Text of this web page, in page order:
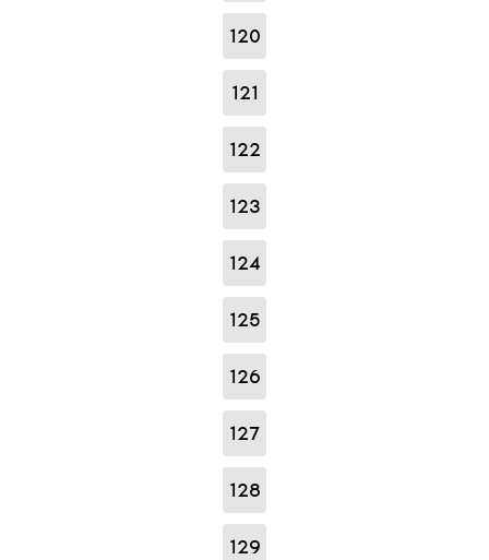
120
121
122
123
124
125
126
127
128
129